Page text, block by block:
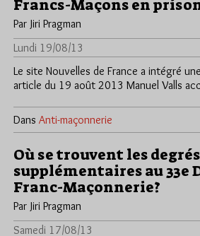
Francs-Maçons en
Par Jiri Pragman
Lundi 19/08/13
Le site Nouvelles de France a intégré
article du 19 août 2013 Manuel Valls
Dans Anti-maçonnerie
Où se trouvent les degrés
supplémentaires au 33e
Franc-Maçonnerie?
Par Jiri Pragman
Samedi 17/08/13